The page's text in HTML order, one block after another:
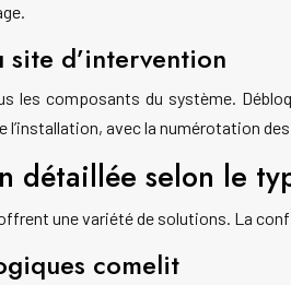
site d’intervention
les composants du système.
l’installation, avec la numérotation
détaillée selon le
une variété de solutions. La
comelit